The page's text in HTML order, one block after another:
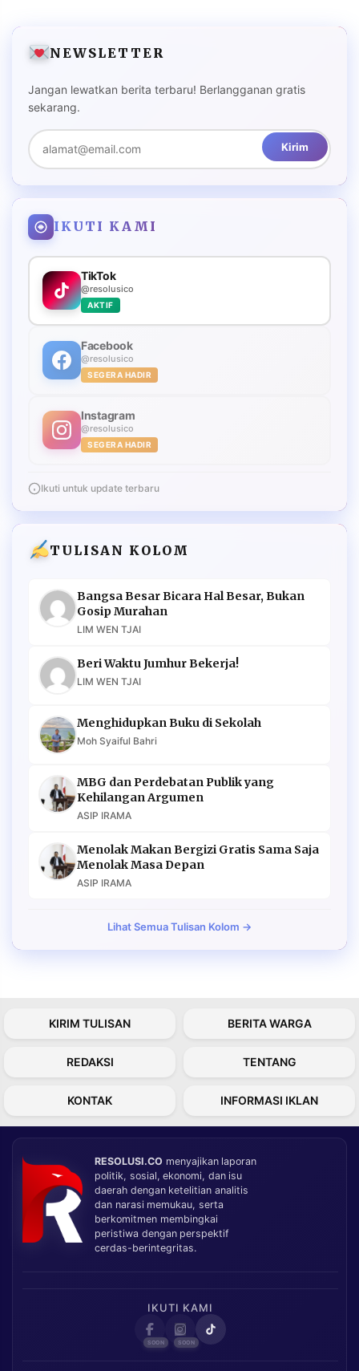
NEWSLETTER
Jangan lewatkan berita terbaru! Berlangganan gratis
sekarang.
Kirim
IKUTI KAMI
TikTok
@resolusico
AKTIF
Facebook
@resolusico
SEGERA HADIR
Instagram
@resolusico
SEGERA HADIR
Ikuti untuk update terbaru
TULISAN KOLOM
Bangsa Besar Bicara Hal Besar, Bukan
Gosip Murahan
LIM WEN TJAI
Beri Waktu Jumhur Bekerja!
LIM WEN TJAI
Menghidupkan Buku di Sekolah
Moh Syaiful Bahri
MBG dan Perdebatan Publik yang
Kehilangan Argumen
ASIP IRAMA
Menolak Makan Bergizi Gratis Sama Saja
Menolak Masa Depan
ASIP IRAMA
Lihat Semua Tulisan Kolom →
KIRIM TULISAN BERITA WARGA
REDAKSI TENTANG
KONTAK INFORMASI IKLAN
RESOLUSI.CO menyajikan laporan
politik, sosial, ekonomi, dan isu
daerah dengan ketelitian analitis
dan narasi memukau, serta
berkomitmen membingkai
peristiwa dengan perspektif
cerdas-berintegritas.
IKUTI KAMI